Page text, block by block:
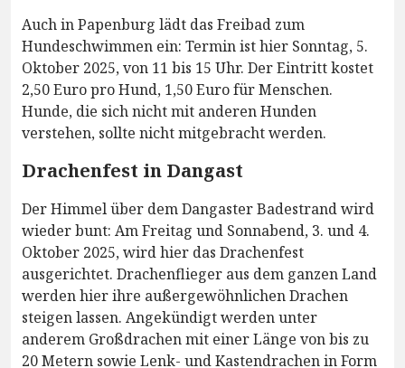
Auch in Papenburg lädt das Freibad zum
Hundeschwimmen ein: Termin ist hier Sonntag, 5.
Oktober 2025, von 11 bis 15 Uhr. Der Eintritt kostet
2,50 Euro pro Hund, 1,50 Euro für Menschen.
Hunde, die sich nicht mit anderen Hunden
verstehen, sollte nicht mitgebracht werden.
Drachenfest in Dangast
Der Himmel über dem Dangaster Badestrand wird
wieder bunt: Am Freitag und Sonnabend, 3. und 4.
Oktober 2025, wird hier das Drachenfest
ausgerichtet. Drachenflieger aus dem ganzen Land
werden hier ihre außergewöhnlichen Drachen
steigen lassen. Angekündigt werden unter
anderem Großdrachen mit einer Länge von bis zu
20 Metern sowie Lenk- und Kastendrachen in Form